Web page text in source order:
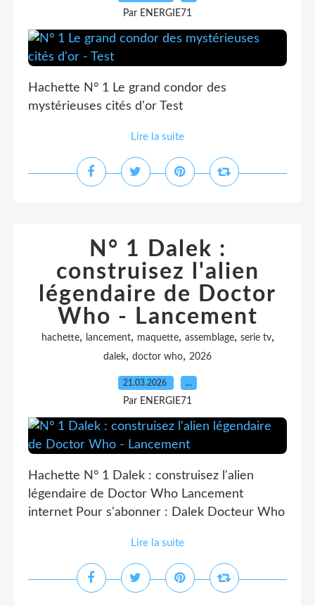
Par ENERGIE71
Hachette N° 1 Le grand condor des
mystérieuses cités d'or Test
Lire la suite
N° 1 Dalek :
construisez l'alien
légendaire de Doctor
Who - Lancement
hachette, lancement, maquette, assemblage, serie tv,
dalek, doctor who, 2026
21.03.2026 …
Par ENERGIE71
Hachette N° 1 Dalek : construisez l'alien
légendaire de Doctor Who Lancement
internet Pour s'abonner : Dalek Docteur Who
Lire la suite